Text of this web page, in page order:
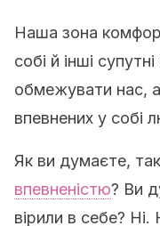
Наша зона
собі й інші
обмежувати нас,
впевнених у собі
Як ви думаєте,
впевненістю? Ви
вірили в себе?